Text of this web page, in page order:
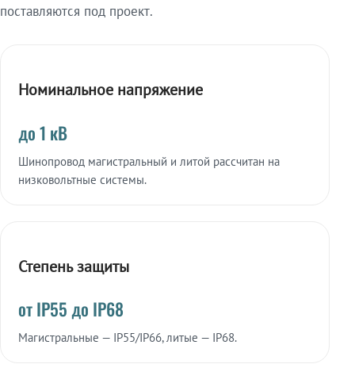
поставляются под проект.
Номинальное напряжение
до 1 кВ
Шинопровод магистральный и литой рассчитан на
низковольтные системы.
Степень защиты
от IP55 до IP68
Магистральные — IP55/IP66, литые — IP68.